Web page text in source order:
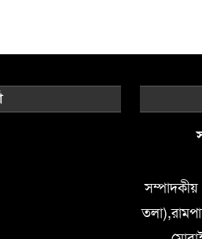
সম্পাদকীয়